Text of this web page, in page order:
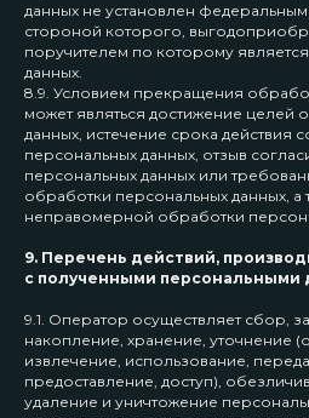
данных не установлен
стороной которого,
поручителем по которому
данных.
8.9. Условием прекращения
может являться достижение целей
данных, истечение срока действия
персональных данных, отзыв
персональных данных или
обработки персональных данных, а
неправомерной обработки
9. Перечень действий,
с полученными персональными
9.1. Оператор осуществляет сбор,
накопление, хранение, уточнение
извлечение, использование,
предоставление, доступ),
удаление и уничтожение